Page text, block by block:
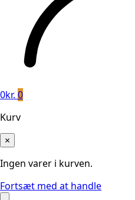
0kr. 0
Kurv
×
Ingen varer i kurven.
Fortsæt med at handle